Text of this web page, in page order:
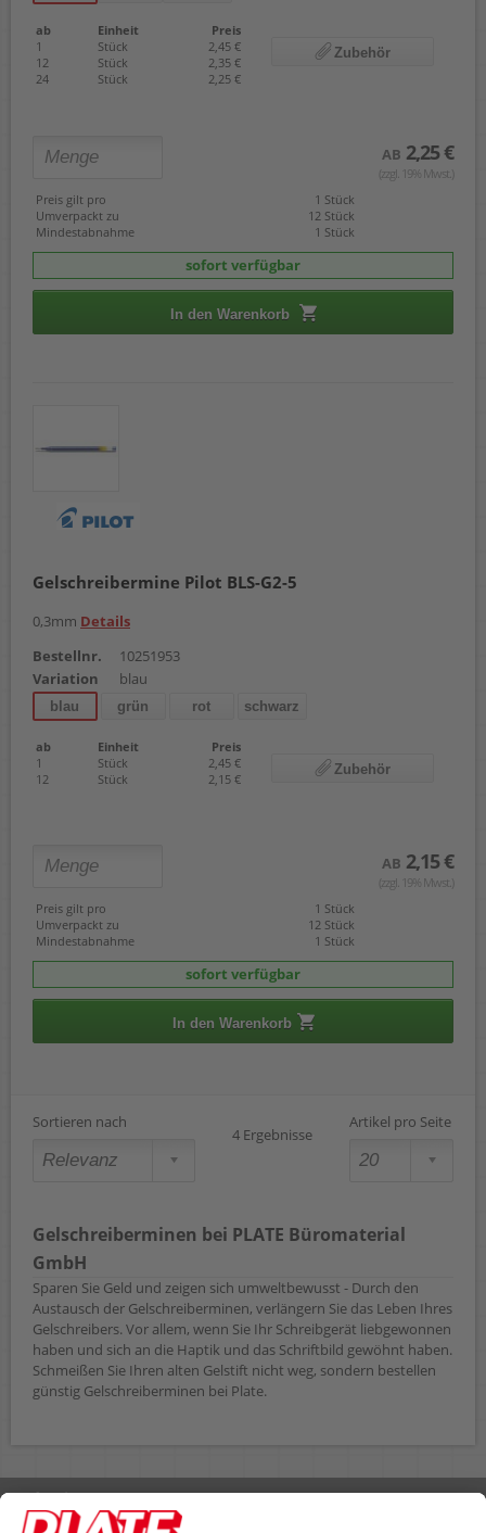
ab Einheit
Preis
1
Stück
2,45 €
12
Stück
2,35 €
24
Stück 2,25 €
Zubehör
AB 2,25 €
(zzgl. 19% Mwst.)
Preis gilt pro
1 Stück
Umverpackt zu
12 Stück
Mindestabnahme
1 Stück
sofort verfügbar
In den Warenkorb
Gelschreibermine Pilot BLS-G2-5
0,3mm Details
Bestellnr.
10251953
Variation
blau
blau grün rot schwarz
ab Einheit
Preis
1
Stück
2,45 €
12
Stück 2,15 €
Zubehör
AB 2,15 €
(zzgl. 19% Mwst.)
Preis gilt pro
1 Stück
Umverpackt zu
12 Stück
Mindestabnahme
1 Stück
sofort verfügbar
In den Warenkorb
Sortieren nach
4 Ergebnisse
Artikel pro Seite
Gelschreiberminen bei PLATE Büromaterial
GmbH
Sparen Sie Geld und zeigen sich umweltbewusst - Durch den
Austausch der Gelschreiberminen, verlängern Sie das Leben Ihres
Gelschreibers. Vor allem, wenn Sie Ihr Schreibgerät liebgewonnen
haben und sich an die Haptik und das Schriftbild gewöhnt haben.
Schmeißen Sie Ihren alten Gelstift nicht weg, sondern bestellen
günstig Gelschreiberminen bei Plate.
Rufen Sie uns an 04298 401-0